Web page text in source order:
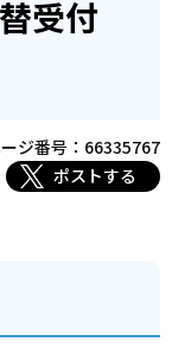
受付
ジ番号：66335767
ポストする